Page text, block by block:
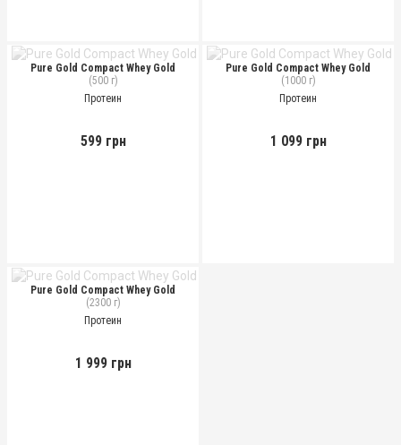
Pure Gold Compact Whey Gold
(500 г)
Протеин
599 грн
Pure Gold Compact Whey Gold
(1000 г)
Протеин
1 099 грн
Pure Gold Compact Whey Gold
(2300 г)
Протеин
1 999 грн